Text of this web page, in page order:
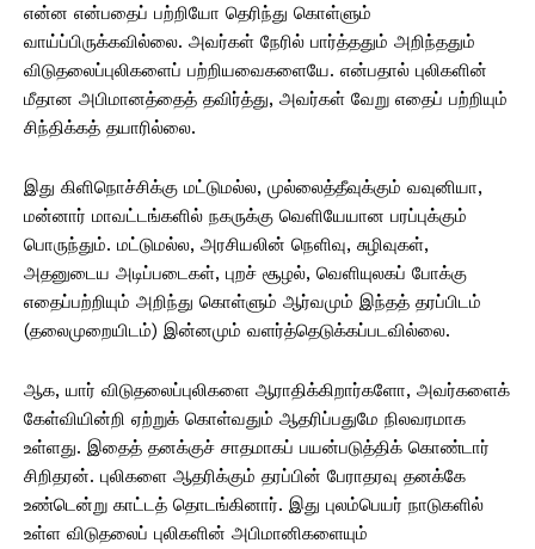
என்ன என்பதைப் பற்றியோ தெரிந்து கொள்ளும்
வாய்ப்பிருக்கவில்லை. அவர்கள் நேரில் பார்த்ததும் அறிந்ததும்
விடுதலைப்புலிகளைப் பற்றியவைகளையே. என்பதால் புலிகளின்
மீதான அபிமானத்தைத் தவிர்த்து, அவர்கள் வேறு எதைப் பற்றியும்
சிந்திக்கத் தயாரில்லை.
இது கிளிநொச்சிக்கு மட்டுமல்ல, முல்லைத்தீவுக்கும் வவுனியா,
மன்னார் மாவட்டங்களில் நகருக்கு வெளியேயான பரப்புக்கும்
பொருந்தும். மட்டுமல்ல, அரசியலின் நெளிவு, சுழிவுகள்,
அதனுடைய அடிப்படைகள், புறச் சூழல், வெளியுலகப் போக்கு
எதைப்பற்றியும் அறிந்து கொள்ளும் ஆர்வமும் இந்தத் தரப்பிடம்
(தலைமுறையிடம்) இன்னமும் வளர்த்தெடுக்கப்படவில்லை.
ஆக, யார் விடுதலைப்புலிகளை ஆராதிக்கிறார்களோ, அவர்களைக்
கேள்வியின்றி ஏற்றுக் கொள்வதும் ஆதரிப்பதுமே நிலவரமாக
உள்ளது. இதைத் தனக்குச் சாதமாகப் பயன்படுத்திக் கொண்டார்
சிறிதரன். புலிகளை ஆதரிக்கும் தரப்பின் பேராதரவு தனக்கே
உண்டென்று காட்டத் தொடங்கினார். இது புலம்பெயர் நாடுகளில்
உள்ள விடுதலைப் புலிகளின் அபிமானிகளையும்